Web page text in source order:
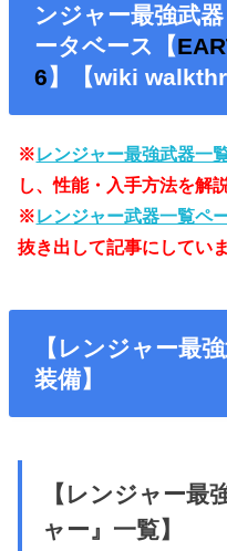
ンジャー最強武
ータベース【
6】【wiki
※レンジャー最強武器一
し、性能・入手方法を解
※レンジャー武器一覧ペ
抜き出して記事にしていま
【レンジャー最
装備】
【レンジャー最
ャー』一覧】